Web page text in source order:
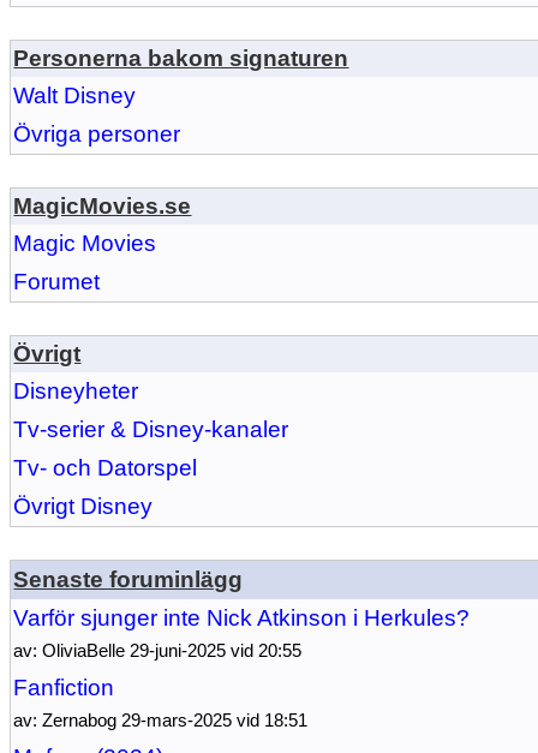
Personerna bakom signaturen
Walt Disney
Övriga personer
MagicMovies.se
Magic Movies
Forumet
Övrigt
Disneyheter
Tv-serier & Disney-kanaler
Tv- och Datorspel
Övrigt Disney
Senaste foruminlägg
Varför sjunger inte Nick Atkinson i Herkules?
av: OliviaBelle 29-juni-2025 vid 20:55
Fanfiction
av: Zernabog 29-mars-2025 vid 18:51